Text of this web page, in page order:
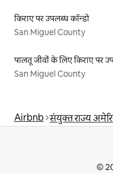
किराए पर उपलब्ध कॉन्डो
San Miguel County
San Miguel County
Airbnb संयुक्त राज्य
©